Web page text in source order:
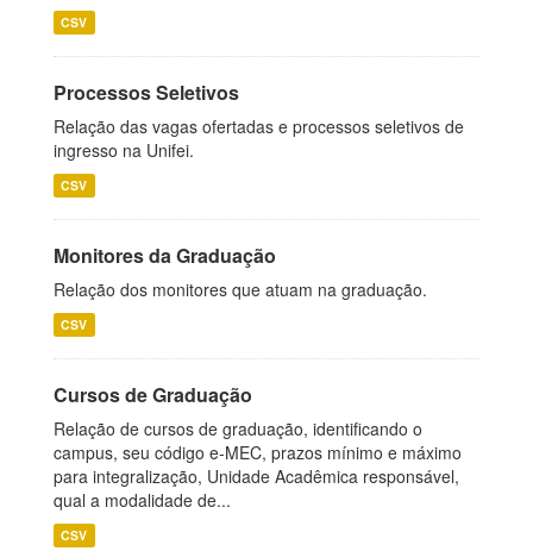
CSV
Processos Seletivos
Relação das vagas ofertadas e processos seletivos de
ingresso na Unifei.
CSV
Monitores da Graduação
Relação dos monitores que atuam na graduação.
CSV
Cursos de Graduação
Relação de cursos de graduação, identificando o
campus, seu código e-MEC, prazos mínimo e máximo
para integralização, Unidade Acadêmica responsável,
qual a modalidade de...
CSV